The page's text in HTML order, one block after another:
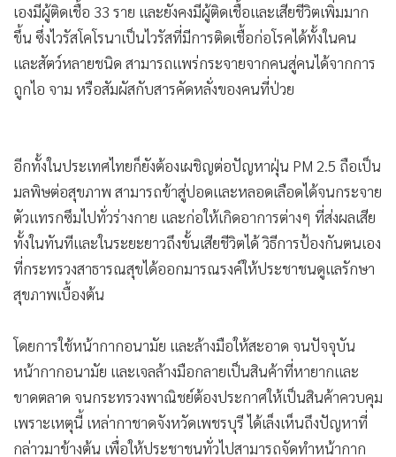
เองมีผู้ติดเชื้อ 33 ราย และยังคงมีผู้ติดเชื้อและเสียชีวิตเพิ่มมาก
ขึ้น ซึ่งไวรัสโคโรนาเป็นไวรัสที่มีการติดเชื้อก่อโรคได้ทั้งในคน
และสัตว์หลายชนิด สามารถแพร่กระจายจากคนสู่คนได้จากการ
ถูกไอ จาม หรือสัมผัสกับสารคัดหลั่งของคนที่ป่วย
อีกทั้งในประเทศไทยก็ยังต้องเผชิญต่อปัญหาฝุ่น PM 2.5 ถือเป็น
มลพิษต่อสุขภาพ สามารถข้าสู่ปอดและหลอดเลือดได้จนกระจาย
ตัวแทรกซึมไปทั่วร่างกาย และก่อให้เกิดอาการต่างๆ ที่ส่งผลเสีย
ทั้งในทันทีและในระยะยาวถึงขั้นเสียชีวิตได้ วิธีการป้องกันตนเอง
ที่กระทรวงสาธารณสุขได้ออกมารณรงค์ให้ประชาชนดูแลรักษา
สุขภาพเบื้องต้น
โดยการใช้หน้ากากอนามัย และล้างมือให้สะอาด จนปัจจุบัน
หน้ากากอนามัย และเจลล้างมือกลายเป็นสินค้าที่หายากและ
ขาดตลาด จนกระทรวงพาณิชย์ต้องประกาศให้เป็นสินค้าควบคุม
เพราะเหตุนี้ เหล่ากาชาดจังหวัดเพชรบุรี ได้เล็งเห็นถึงปัญหาที่
กล่าวมาข้างต้น เพื่อให้ประชาชนทั่วไปสามารถจัดทำหน้ากาก